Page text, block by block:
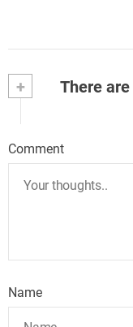
+ There
Comment
Name